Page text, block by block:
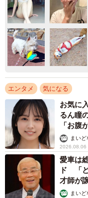
エンタメ 気になる
お気に
るん瞳
「お腹
ト
まい
2026.08.06
愛車は
ド 「
才師が
まいど